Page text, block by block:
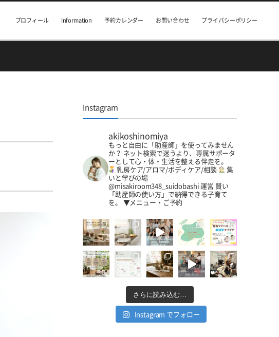
プロフィール Information 予約カレンダー お問い合わせ プライバシーポリシー
Instagram
akikoshinomiya
もっと自由に「助産師」を使ってみません
か？ ネット検索で迷うより、専属サポータ
ーとして心・体・生活を整える伴走を。
乳房ケア/アロマ/ボディケア/相談
集
いと学びの場
@misakiroom348_suidobashi 運営 賢い
「助産師の使い方」で納得できる子育て
を。 ▼メニュー・ご予約
さらに読み込む…
Instagram でフォロー